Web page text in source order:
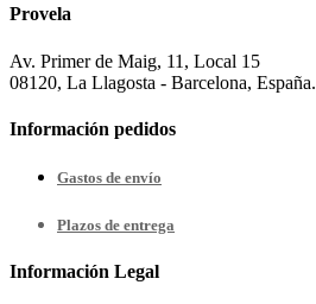
Provela
Av. Primer de Maig, 11, Local 15
08120, La Llagosta - Barcelona, España.
Información pedidos
Gastos de envío
Plazos de entrega
Información Legal